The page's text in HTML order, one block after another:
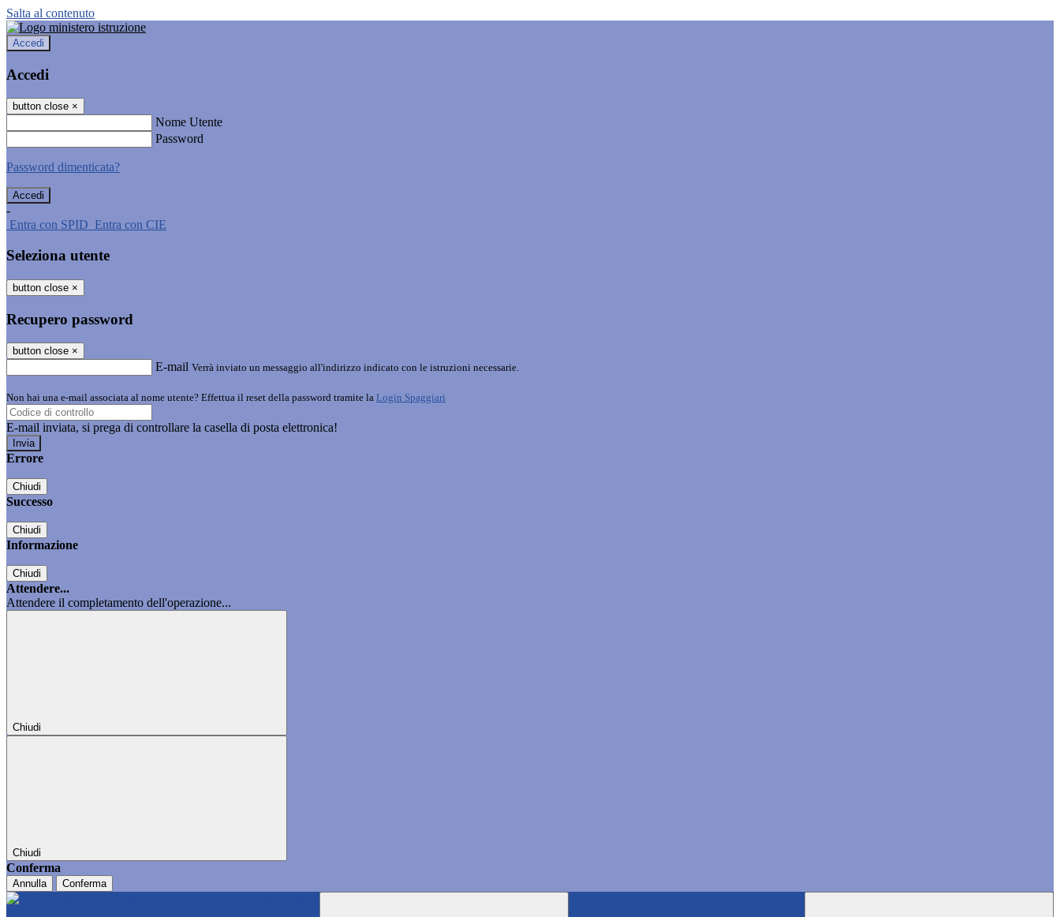
Salta al contenuto
Accedi
Accedi
button close ×
Nome Utente
Password
Password dimenticata?
-
Entra con SPID Entra con CIE
Seleziona utente
button close ×
Recupero password
button close ×
E-mail Verrà inviato un messaggio all'indirizzo indicato con le istruzioni necessarie.
Non hai una e-mail associata al nome utente? Effettua il reset della password tramite la Login Spaggiari
E-mail inviata, si prega di controllare la casella di posta elettronica!
Errore
Chiudi
Successo
Chiudi
Informazione
Chiudi
Attendere...
Attendere il completamento dell'operazione...
Chiudi
Chiudi
Conferma
Annulla Conferma